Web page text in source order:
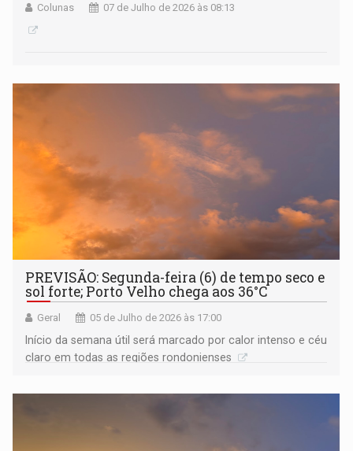
Colunas 07 de Julho de 2026 às 08:13
PREVISÃO: Segunda-feira (6) de tempo seco e
sol forte; Porto Velho chega aos 36°C
Geral 05 de Julho de 2026 às 17:00
Início da semana útil será marcado por calor intenso e céu
claro em todas as regiões rondonienses